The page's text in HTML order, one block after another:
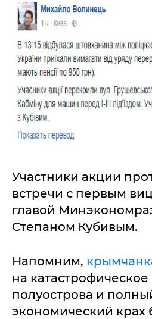
Участники акции
встречи с первым
главой
Степаном Кубивым.
Напомним,
на
полуострова и
экономический крах